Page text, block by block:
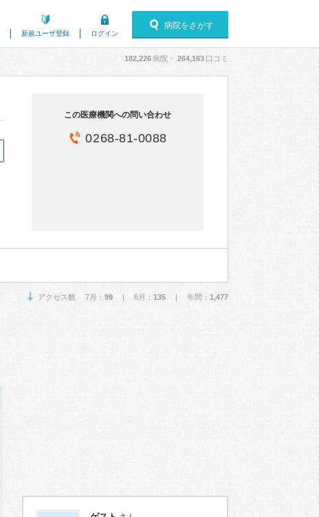
新規ユーザ登録 ログイン
病院をさがす
182,226病院・ 264,163 口コミ
この医療機関への問い合わせ
0268-81-0088
アクセス数 7月： 99 | 6月： 135 | 年間： 1,477